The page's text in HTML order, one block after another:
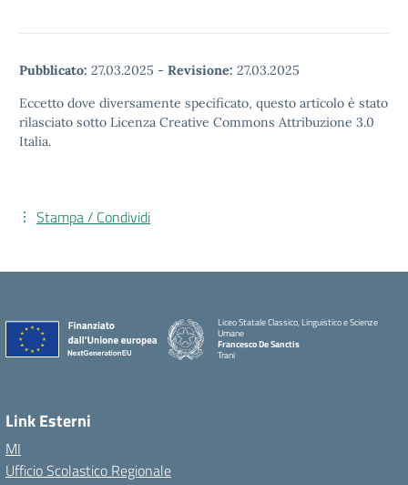
Pubblicato: 27.03.2025 - Revisione: 27.03.2025
Eccetto dove diversamente specificato, questo articolo è stato
rilasciato sotto Licenza Creative Commons Attribuzione 3.0
Italia.
Stampa / Condividi
Liceo Statale Classico, Linguistico e Scienze
Umane
Francesco De Sanctis
Trani
Link Esterni
MI
Ufficio Scolastico Regionale